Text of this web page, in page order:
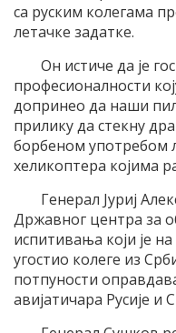
са руским колегама
летачке задатке.
Он истиче да је
професионалности
допринео да наши
прилику да стекну
борбеном употребом
хеликоптера којима
Генерал Јуриј
Државног центра за
испитивања који је
угостио колеге из
потпуности
авијатичара Русије и